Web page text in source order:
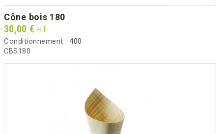
cône bois 180
Prix
30,00 € HT
Conditionnement : 400
CBS180